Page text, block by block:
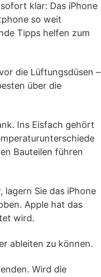
klar: Das iPhone
so weit
Tipps helfen zum
die Lüftungsdüsen –
über die
Ins Eisfach gehört
Bauteilen führen
Sie das iPhone
Apple hat das
wird.
ableiten zu können.
Wird die